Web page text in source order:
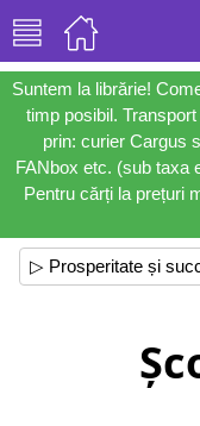
Suntem la librărie!
timp posibil.
prin: curier Cargus
FANbox etc. (sub taxa
Pentru cărți la prețuri
▷ Prosperitate și